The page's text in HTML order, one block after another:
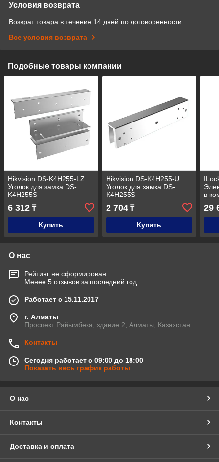
Условия возврата
Возврат товара в течение 14 дней по договоренности
Все условия возврата
Подобные товары компании
Hikvision DS-K4H255-LZ
Уголок для замка DS-
K4H255S
6 312 ₸
Купить
Hikvision DS-K4H255-U
Уголок для замка DS-
K4H255S
2 704₸
Купить
в
кг.
29
О нас
Рейтинг не сформирован
Менее 5 отзывов за последний год
Работает с 15.11.2017
г. Алматы
Проспект Райымбека, здание 2, Алматы, Казахстан
Контакты
Сегодня работает с 09:00 до 18:00
Показать весь график работы
О нас
Контакты
Доставка и оплата